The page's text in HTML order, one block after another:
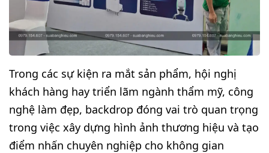
Trong các sự kiện ra mắt sản phẩm, hội nghị
khách hàng hay triển lãm ngành thẩm mỹ, công
nghệ làm đẹp, backdrop đóng vai trò quan trọng
trong việc xây dựng hình ảnh thương hiệu và tạo
điểm nhấn chuyên nghiệp cho không gian